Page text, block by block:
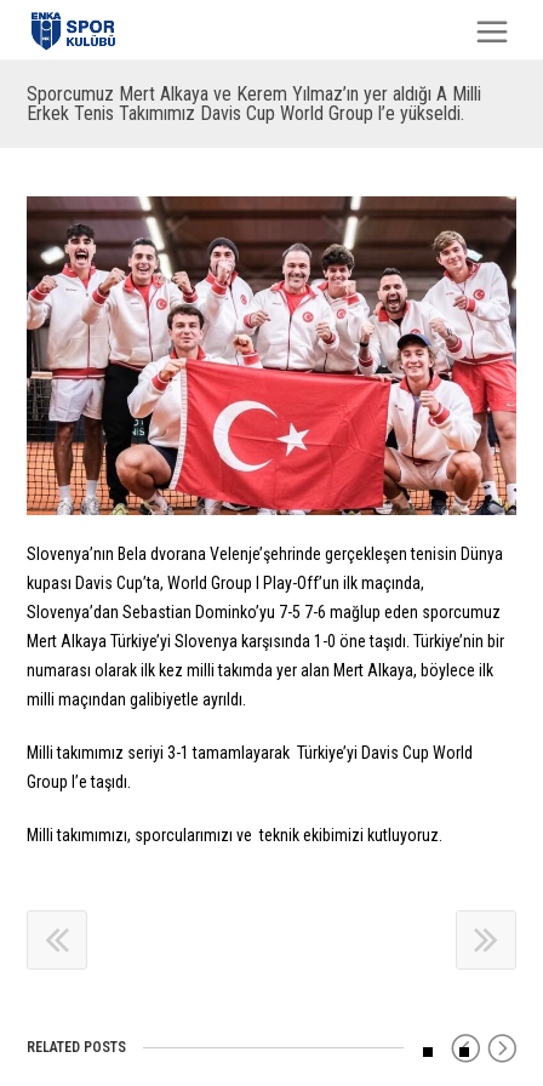
Sporcumuz Mert Alkaya ve Kerem Yılmaz’ın yer aldığı A Milli
Erkek Tenis Takımımız Davis Cup World Group l’e yükseldi.
Slovenya’nın Bela dvorana Velenje’şehrinde gerçekleşen tenisin Dünya
kupası Davis Cup’ta, World Group I Play-Off’un ilk maçında,
Slovenya’dan Sebastian Dominko’yu 7-5 7-6 mağlup eden sporcumuz
Mert Alkaya Türkiye’yi Slovenya karşısında 1-0 öne taşıdı. Türkiye’nin bir
numarası olarak ilk kez milli takımda yer alan Mert Alkaya, böylece ilk
milli maçından galibiyetle ayrıldı.
Milli takımımız seriyi 3-1 tamamlayarak Türkiye’yi Davis Cup World
Group I’e taşıdı.
Milli takımımızı, sporcularımızı ve teknik ekibimizi kutluyoruz.
RELATED POSTS